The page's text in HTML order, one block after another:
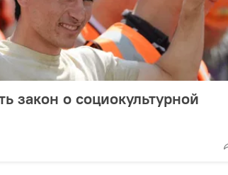
закон о социокультурной